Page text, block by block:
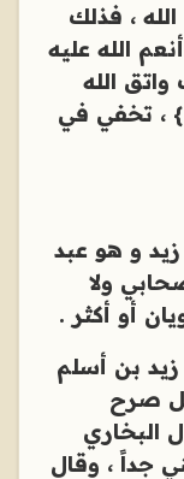
، فذلك
الله عليه
الله
} ، تخفي في
زيد و هو عبد
ولا
أو أكثر .
زيد بن أسلم
صرح
البخاري
جداً ، وقال